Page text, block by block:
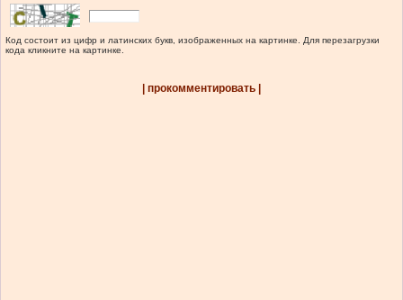
Код состоит из цифр и латинских букв, изображенных на картинке. Для перезагрузки
кода кликните на картинке.
| прокомментировать |